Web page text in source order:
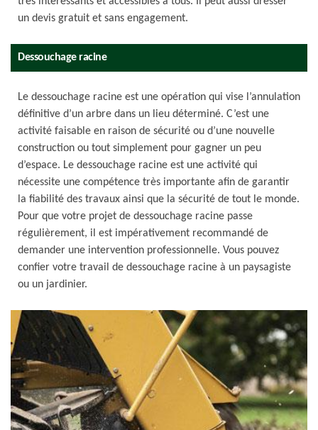
un devis gratuit et sans engagement.
Dessouchage racine
Le dessouchage racine est une opération qui vise l’annulation
définitive d’un arbre dans un lieu déterminé. C’est une
activité faisable en raison de sécurité ou d’une nouvelle
construction ou tout simplement pour gagner un peu
d’espace. Le dessouchage racine est une activité qui
nécessite une compétence très importante afin de garantir
la fiabilité des travaux ainsi que la sécurité de tout le monde.
Pour que votre projet de dessouchage racine passe
régulièrement, il est impérativement recommandé de
demander une intervention professionnelle. Vous pouvez
confier votre travail de dessouchage racine à un paysagiste
ou un jardinier.